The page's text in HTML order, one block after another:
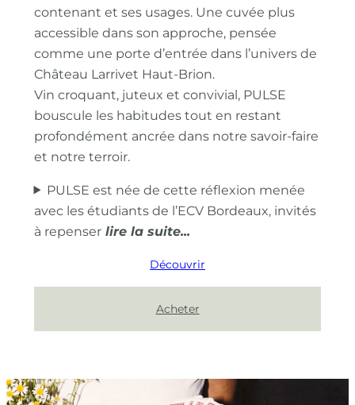
contenant et ses usages. Une cuvée plus
accessible dans son approche, pensée
comme une porte d’entrée dans l’univers de
Château Larrivet Haut-Brion.
Vin croquant, juteux et convivial, PULSE
bouscule les habitudes tout en restant
profondément ancrée dans notre savoir-faire
et notre terroir.
PULSE est née de cette réflexion menée
avec les étudiants de l’ECV Bordeaux, invités
à repenser
Découvrir
Acheter